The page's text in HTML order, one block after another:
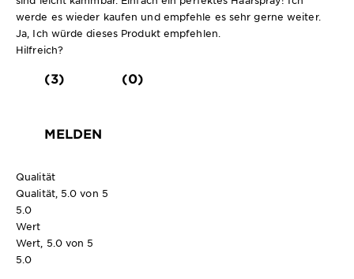
werde es wieder kaufen und empfehle es sehr gerne weiter.
Ja, Ich würde dieses Produkt empfehlen.
Hilfreich?
(3) (0)
MELDEN
Qualität
Qualität, 5.0 von 5
5.0
Wert
Wert, 5.0 von 5
5.0